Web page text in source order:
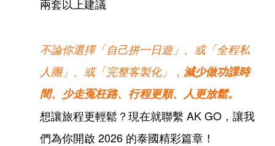
兩套以上建議
不論你選擇「自己拼一日遊」、或「全程私
人團」、或「完整客製化」， 減少做功課時
間、 少走冤枉路、行程更順、人更放鬆。
想讓旅程更輕鬆？現在就聯繫 AK GO，讓我
們為你開啟 2026 的泰國精彩篇章！